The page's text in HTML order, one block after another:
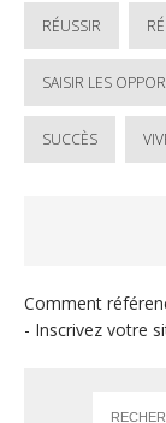
RÉUSSIR
SAISIR LES
SUCCÈS
Comment
- Inscrivez votre